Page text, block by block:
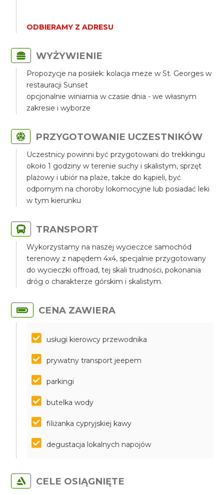
ODBIERAMY Z ADRESU
WYŻYWIENIE
Propozycje na posiłek: kolacja meze w St. Georges w
restauracji Sunset
opcjonalnie winiarnia w czasie dnia - we własnym
zakresie i wyborze
PRZYGOTOWANIE UCZESTNIKÓW
Uczestnicy powinni być przygotowani do trekkingu
około 1 godziny w terenie suchy i skalistym, sprzęt
plażowy i ubiór na plaże, także do kąpieli, być
odpornym na choroby lokomocyjne lub posiadać leki
w tym kierunku
TRANSPORT
Wykorzystamy na naszej wycieczce samochód
terenowy z napędem 4x4, specjalnie przygotowany
do wycieczki offroad, tej skali trudności, pokonania
dróg o charakterze górskim i skalistym.
CENA ZAWIERA
usługi kierowcy przewodnika
prywatny transport jeepem
parkingi
butelka wody
filiżanka cypryjskiej kawy
degustacja lokalnych napojów
CELE OSIĄGNIĘTE